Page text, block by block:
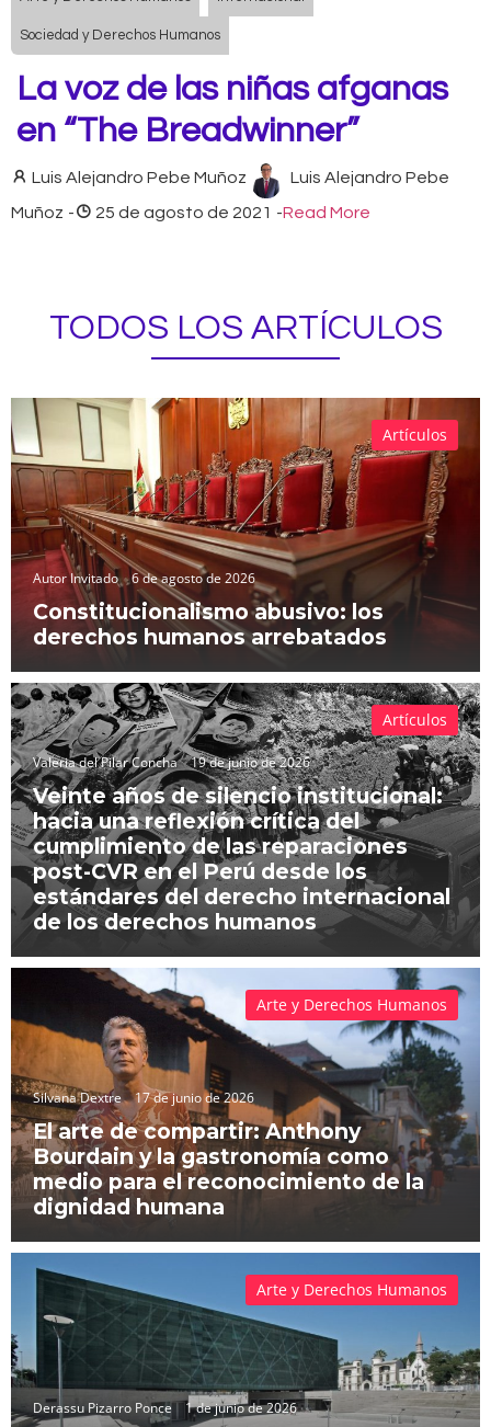
Sociedad y Derechos Humanos
La voz de las niñas afganas
en “The Breadwinner”
Luis Alejandro Pebe Muñoz Luis Alejandro Pebe
Muñoz - 25 de agosto de 2021 -Read More
TODOS LOS ARTÍCULOS
Autor Invitado 6 de agosto de 2026
Constitucionalismo abusivo: los
derechos humanos arrebatados
Artículos
Valeria del Pilar Concha 19 de junio de 2026
Veinte años de silencio institucional:
hacia una reflexión crítica del
cumplimiento de las reparaciones
post-CVR en el Perú desde los
estándares del derecho internacional
de los derechos humanos
Artículos
Silvana Dextre 17 de junio de 2026
El arte de compartir: Anthony
Bourdain y la gastronomía como
medio para el reconocimiento de la
dignidad humana
Arte y Derechos Humanos
Derassu Pizarro Ponce 1 de junio de 2026
Arte y Derechos Humanos